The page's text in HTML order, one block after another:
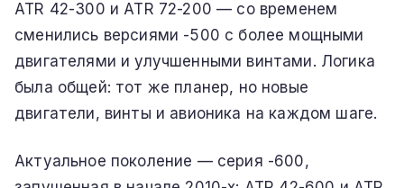
ATR 42-300 и ATR 72-200 — со временем
сменились версиями -500 с более мощными
двигателями и улучшенными винтами. Логика
была общей: тот же планер, но новые
двигатели, винты и авионика на каждом шаге.
Актуальное поколение — серия -600,